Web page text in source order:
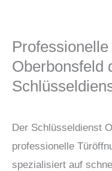
Oberbonsfeld
Der Schlüsseldienst
professionelle
spezialisiert auf